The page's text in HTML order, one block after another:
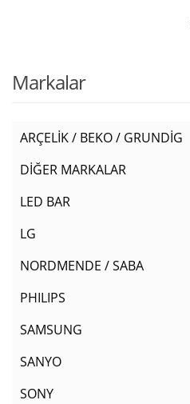
Markalar
ARÇELİK / BEKO / GRUNDİG
DİĞER MARKALAR
LED BAR
LG
NORDMENDE / SABA
PHILIPS
SAMSUNG
SANYO
SONY